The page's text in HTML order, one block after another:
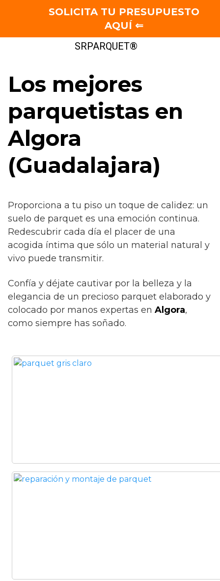
SRPARQUET®
Los mejores
parquetistas en
Algora
(Guadalajara)
Proporciona a tu piso un toque de calidez: un
suelo de parquet es una emoción continua.
Redescubrir cada día el placer de una
acogida íntima que sólo un material natural y
vivo puede transmitir.
Confía y déjate cautivar por la belleza y la
elegancia de un precioso parquet elaborado y
colocado por manos expertas en Algora,
como siempre has soñado.
SOLICITA TU PRESUPUESTO
AQUÍ ⇐